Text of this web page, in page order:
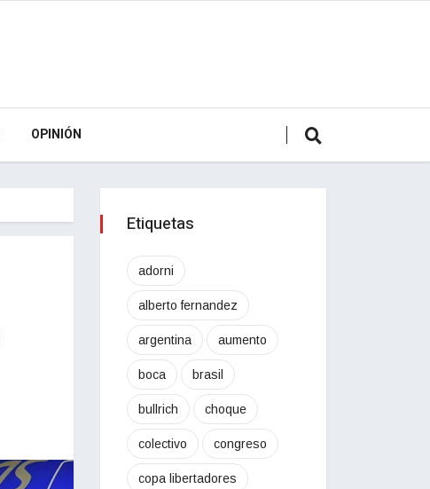
OPINIÓN
Etiquetas
adorni
alberto fernandez
argentina aumento
boca brasil
bullrich choque
colectivo congreso
copa libertadores